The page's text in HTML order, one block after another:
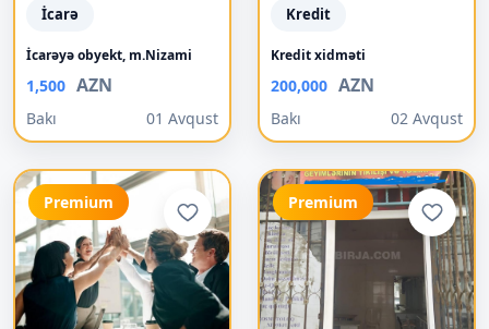
İcarə
İcarəyə obyekt, m.Nizami
1,500 AZN
Bakı 01 Avqust
Kredit
Kredit xidməti
200,000 AZN
Bakı 02 Avqust
Premium Premium